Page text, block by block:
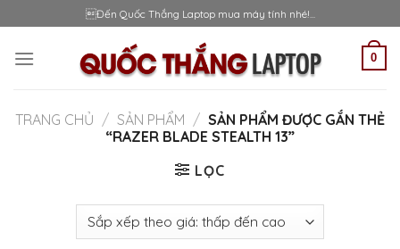
to
content
Đến Quốc Thắng Laptop mua máy tính nhé!...
0
TRANG CHỦ / SẢN PHẨM / SẢN PHẨM ĐƯỢC GẮN THẺ
“RAZER BLADE STEALTH 13”
LỌC